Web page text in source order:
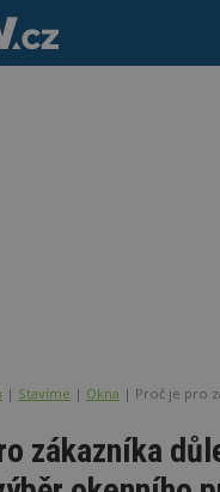
Stavíme Okna Proč je pro
zákazníka